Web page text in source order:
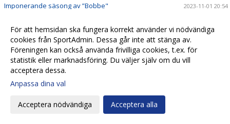
Imponerande säsong av ”Bobbe" 2023-11-01 20:54
Eskilsminne IF - Lunds BK 2023-10-30 13:10
Eskilscoachen: ”Vi förtjänade inte förlora" 2023-10-29 19:16
Lagkaptenen signerade nytt kontrakt 2023-10-28 20:26
Omtumlande tid för Lucas Ohlander
Eskilscoachen: ”Hoppas räta ut frågetecken"
Josef Getachew fortsätter i Eskils
För att hemsidan ska fungera korrekt använder vi nödvändiga
cookies från SportAdmin. Dessa går inte att stänga av.
Föreningen kan också använda frivilliga cookies, t.ex. för
statistik eller marknadsföring. Du väljer själv om du vill
acceptera dessa.
Anpassa dina val
Acceptera nödvändiga Acceptera alla